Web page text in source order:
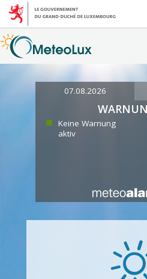
07.08.2026
Keine Warnung
aktiv